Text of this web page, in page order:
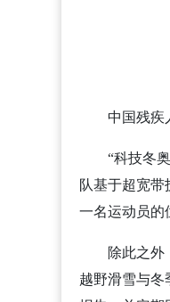
中国残疾
“科技冬
队基于超宽
一名运动员的
除此之外
越野滑雪与冬